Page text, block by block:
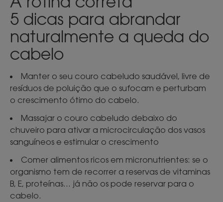
5 dicas para abrandar
naturalmente a queda do
cabelo
Manter o seu couro cabeludo saudável, livre de
resíduos de poluição que o sufocam e perturbam
o crescimento ótimo do cabelo.
Massajar o couro cabeludo debaixo do
chuveiro para ativar a microcirculação dos vasos
sanguíneos e estimular o crescimento
Comer alimentos ricos em micronutrientes: se o
organismo tem de recorrer a reservas de vitaminas
B, E, proteínas... já não os pode reservar para o
cabelo.